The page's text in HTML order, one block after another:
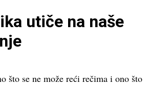
utiče na naše
što se ne može reći rečima i ono što